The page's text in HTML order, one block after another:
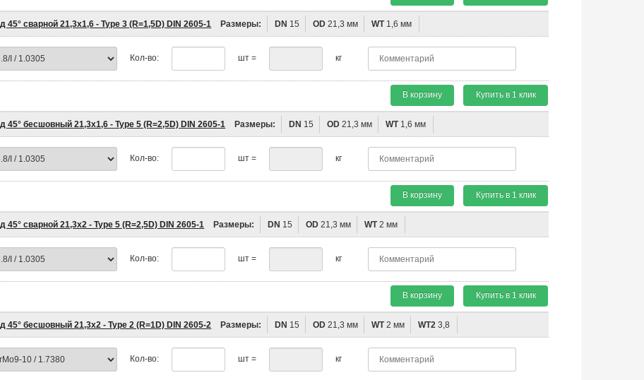
45° сварной 21,3х1,6 - Type 3 (R=1,5D) DIN 2605-1 Размеры: DN 15 OD 21,3 мм WT1,6 мм
Кол-во: шт = кг
В корзину Купить в 1 клик
45° бесшовный 21,3х1,6 - Type 5 (R=2,5D) DIN 2605-1 Размеры: DN 15 OD 21,3 мм WT1,6 мм
Кол-во: шт = кг
В корзину Купить в 1 клик
45° сварной 21,3х2 - Type 5 (R=2,5D) DIN 2605-1 Размеры: DN 15 OD 21,3 мм WT2 мм
Кол-во: шт = кг
В корзину Купить в 1 клик
45° бесшовный 21,3х2 - Type 2 (R=1D) DIN 2605-2 Размеры: DN 15 OD 21,3 мм WT2 мм WT2 3,8
Кол-во: шт = кг